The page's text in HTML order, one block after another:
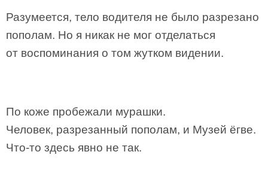
Разумеется, тело водителя не было разрезано
пополам. Но я никак не мог отделаться
от воспоминания о том жутком видении.
По коже пробежали мурашки.
Человек, разрезанный пополам, и Музей ёгве.
Что-то здесь явно не так.